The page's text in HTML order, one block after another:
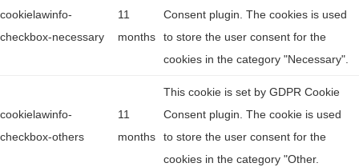
cookielawinfo-
checkbox-necessary
11
months
Consent plugin. The cookies is used
to store the user consent for the
cookies in the category "Necessary".
cookielawinfo-
checkbox-others
11
months
This cookie is set by GDPR Cookie
Consent plugin. The cookie is used
to store the user consent for the
cookies in the category "Other.